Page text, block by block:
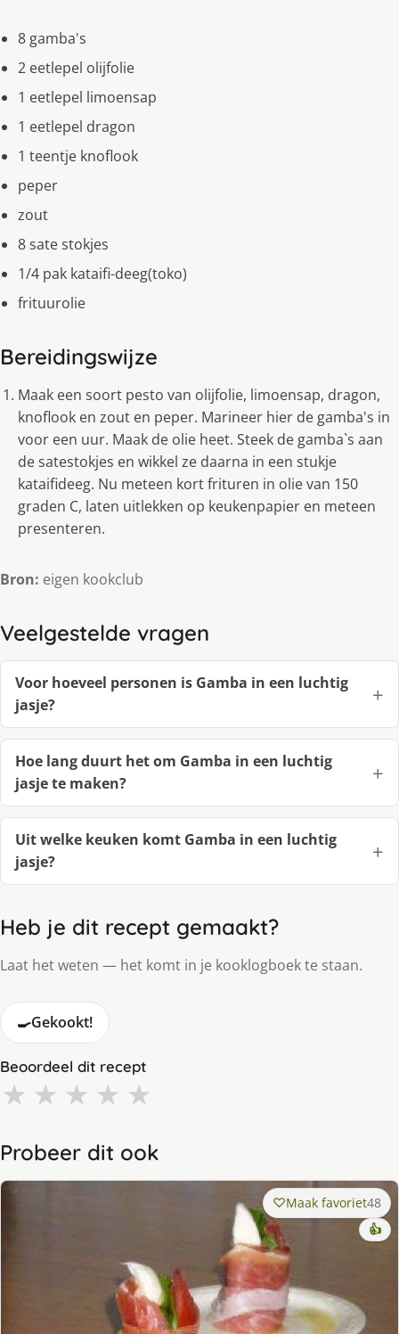
8 gamba's
2 eetlepel olijfolie
1 eetlepel limoensap
1 eetlepel dragon
1 teentje knoflook
peper
zout
8 sate stokjes
1/4 pak kataifi-deeg(toko)
frituurolie
Bereidingswijze
Maak een soort pesto van olijfolie, limoensap, dragon,
knoflook en zout en peper. Marineer hier de gamba's in
voor een uur. Maak de olie heet. Steek de gamba`s aan
de satestokjes en wikkel ze daarna in een stukje
kataifideeg. Nu meteen kort frituren in olie van 150
graden C, laten uitlekken op keukenpapier en meteen
presenteren.
Bron: eigen kookclub
Veelgestelde vragen
Voor hoeveel personen is Gamba in een luchtig
jasje?
Hoe lang duurt het om Gamba in een luchtig
jasje te maken?
Uit welke keuken komt Gamba in een luchtig
jasje?
Heb je dit recept gemaakt?
Laat het weten — het komt in je kooklogboek te staan.
🍳Gekookt!
Beoordeel dit recept
★ ★ ★ ★ ★
Probeer dit ook
Maak favoriet48
👍